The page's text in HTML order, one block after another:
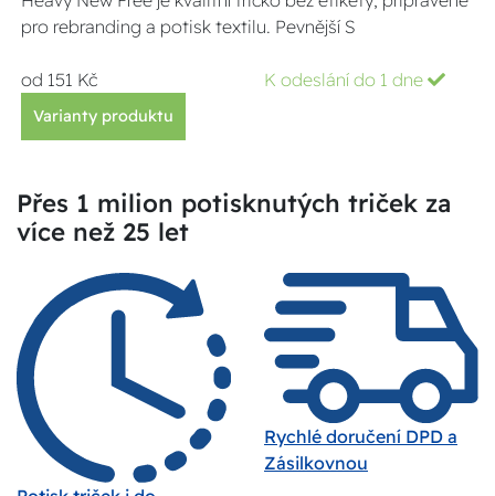
pro rebranding a potisk textilu. Pevnější S
od 151 Kč K odeslání do 1 dne
Varianty produktu
Přes 1 milion potisknutých triček za
více než 25 let
Rychlé doručení DPD a
Zásilkovnou